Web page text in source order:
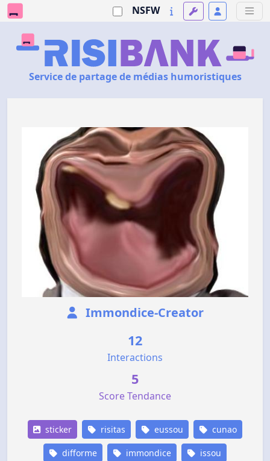
NSFW
Service de partage de médias humoristiques
Immondice-Creator
12
Interactions
5
Score Tendance
sticker risitas eussou cunao
difforme immondice issou